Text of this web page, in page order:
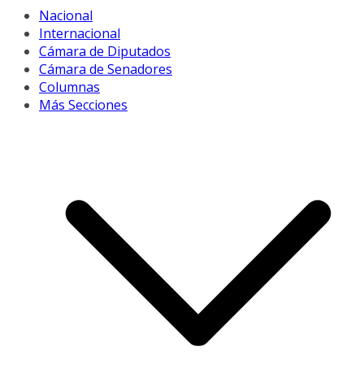
Nacional
Internacional
Cámara de Diputados
Cámara de Senadores
Columnas
Más Secciones